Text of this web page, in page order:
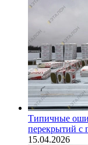
Типичные
перекрытий с
15.04.2026